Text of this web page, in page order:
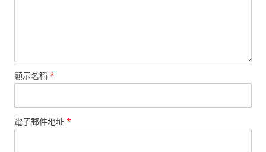
顯示名稱 *
電子郵件地址 *